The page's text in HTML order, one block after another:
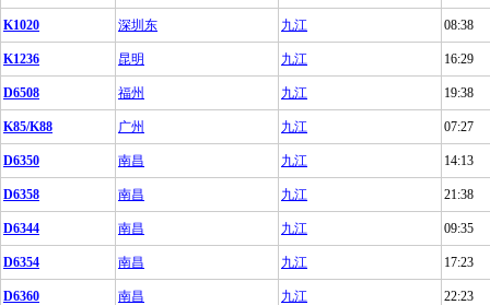
K1020 深圳东 九江 08:38
K1236 昆明 九江 16:29
D6508 福州 九江 19:38
K85/K88 广州 九江 07:27
D6350 南昌 九江 14:13
D6358 南昌 九江 21:38
D6344 南昌 九江 09:35
D6354 南昌 九江 17:23
D6360 南昌 九江 22:23